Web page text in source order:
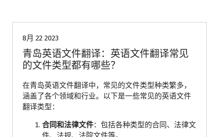
8月 22 2023
青岛英语文件翻译：英语文件翻译常见
的文件类型都有哪些？
在青岛英语文件翻译中，常见的文件类型种类繁多，
涵盖了各个领域和行业。以下是一些常见的英语文件
翻译类型：
合同和法律文件：包括各种类型的合同、法律文